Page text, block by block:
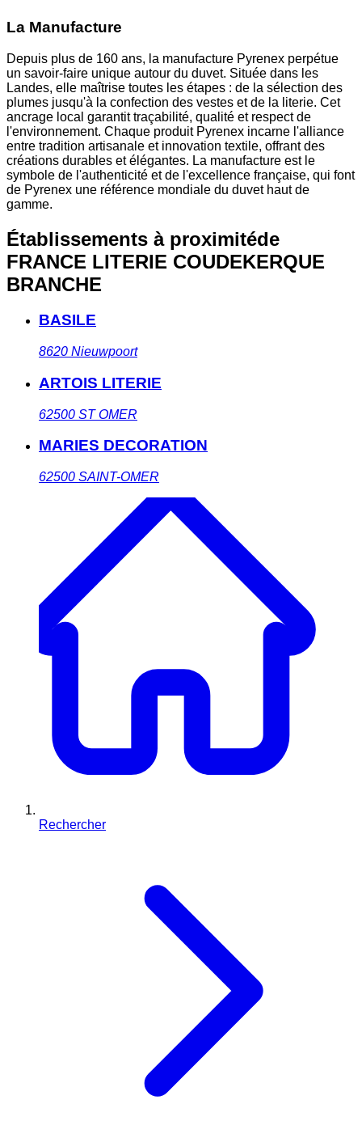
La Manufacture
Depuis plus de 160 ans, la manufacture Pyrenex perpétue
un savoir-faire unique autour du duvet. Située dans les
Landes, elle maîtrise toutes les étapes : de la sélection des
plumes jusqu'à la confection des vestes et de la literie. Cet
ancrage local garantit traçabilité, qualité et respect de
l'environnement. Chaque produit Pyrenex incarne l'alliance
entre tradition artisanale et innovation textile, offrant des
créations durables et élégantes. La manufacture est le
symbole de l'authenticité et de l'excellence française, qui font
de Pyrenex une référence mondiale du duvet haut de
gamme.
Établissements à proximitéde
FRANCE LITERIE COUDEKERQUE
BRANCHE
BASILE
8620 Nieuwpoort
ARTOIS LITERIE
62500 ST OMER
MARIES DECORATION
62500 SAINT-OMER
Rechercher